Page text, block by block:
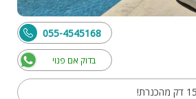
בדוק אם פנוי
055-4545168